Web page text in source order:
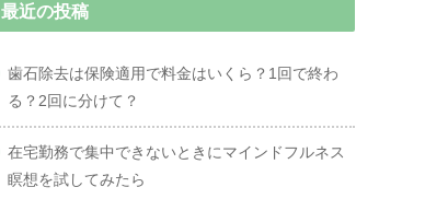
最近の投稿
歯石除去は保険適用で料金はいくら？1回で終わ
る？2回に分けて？
在宅勤務で集中できないときにマインドフルネス
瞑想を試してみたら